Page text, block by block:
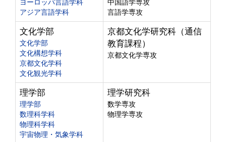
ヨーロッパ言語学科
アジア言語学科
中国語学専攻
言語学専攻
文化学部
文化学部
文化構想学科
京都文化学科
文化観光学科
京都文化学研究科（通信
教育課程）
京都文化学専攻
理学部
理学部
数理科学科
物理科学科
宇宙物理・気象学科
理学研究科
数学専攻
物理学専攻